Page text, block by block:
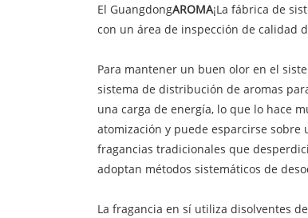
El GuangdongAROMA¡La fábrica de
con un área de inspección de calidad
Para mantener un buen olor en el
sistema de distribución de aromas
una carga de energía, lo que lo hace
atomización y puede esparcirse sobre
fragancias tradicionales que
adoptan métodos sistemáticos de
La fragancia en sí utiliza disolventes